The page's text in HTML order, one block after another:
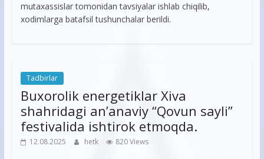
mutaxassislar tomonidan tavsiyalar ishlab chiqilib,
xodimlarga batafsil tushunchalar berildi.
Tadbirlar
Buxorolik energetiklar Xiva
shahridagi an’anaviy “Qovun sayli”
festivalida ishtirok etmoqda.
12.08.2025 hetk 820 Views